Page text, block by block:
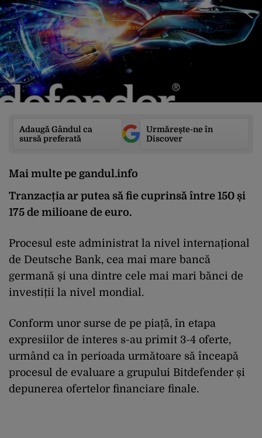
Adaugă Gândul ca
sursă preferată
Urmărește-ne în
Discover
Mai multe pe gandul.info
Tranzacția ar putea să fie cuprinsă între 150 și
175 de milioane de euro.
Procesul este administrat la nivel internațional
de Deutsche Bank, cea mai mare bancă
germană și una dintre cele mai mari bănci de
investiții la nivel mondial.
Conform unor surse de pe piață, în etapa
expresiilor de interes s-au primit 3-4 oferte,
urmând ca în perioada următoare să înceapă
procesul de evaluare a grupului Bitdefender și
depunerea ofertelor financiare finale.